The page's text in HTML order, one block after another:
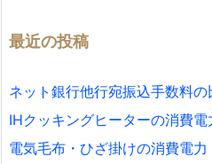
最近の投稿
ネット銀行他行宛振込手数料の
IHクッキングヒーターの消費電
電気毛布・ひざ掛けの消費電力